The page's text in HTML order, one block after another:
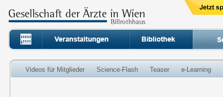
Videos für Mitglieder Science-Flash Teaser e-Learning